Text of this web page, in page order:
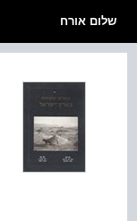
שלום אורח